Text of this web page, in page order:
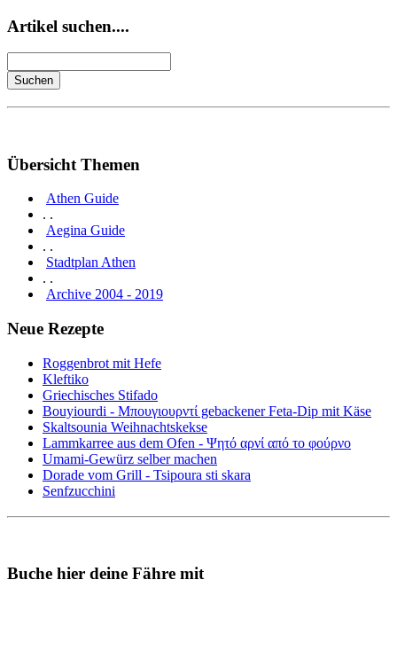
Artikel suchen....
Übersicht Themen
Athen Guide
. .
Aegina Guide
. .
Stadtplan Athen
. .
Archive 2004 - 2019
Neue Rezepte
Roggenbrot mit Hefe
Kleftiko
Griechisches Stifado
Bouyiourdi - Μπουγιουρντί gebackener Feta-Dip mit Käse
Skaltsounia Weihnachtskekse
Lammkarree aus dem Ofen - Ψητό αρνί από το φούρνο
Umami-Gewürz selber machen
Dorade vom Grill - Tsipoura sti skara
Senfzucchini
Buche hier deine Fähre mit